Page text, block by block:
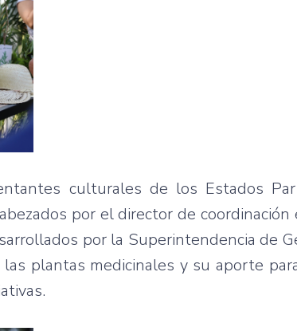
culturales de los Estados
por el director de coordinación
por la Superintendencia de
plantas medicinales y su aporte